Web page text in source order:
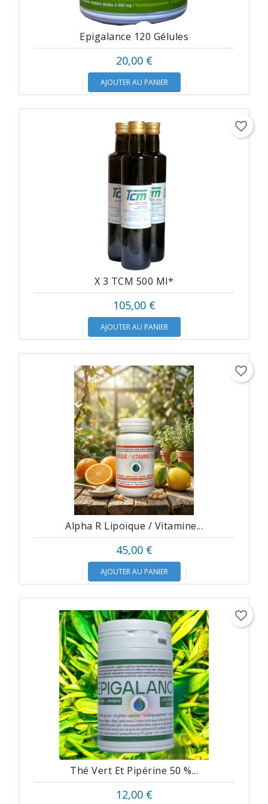
Epigalance 120 Gélules
20,00 €
AJOUTER AU PANIER
X 3 TCM 500 Ml*
105,00 €
AJOUTER AU PANIER
favorite_border
Alpha R Lipoïque / Vitamine...
45,00 €
AJOUTER AU PANIER
favorite_border
Thé Vert Et Pipérine 50 %...
12,00 €
favorite_border